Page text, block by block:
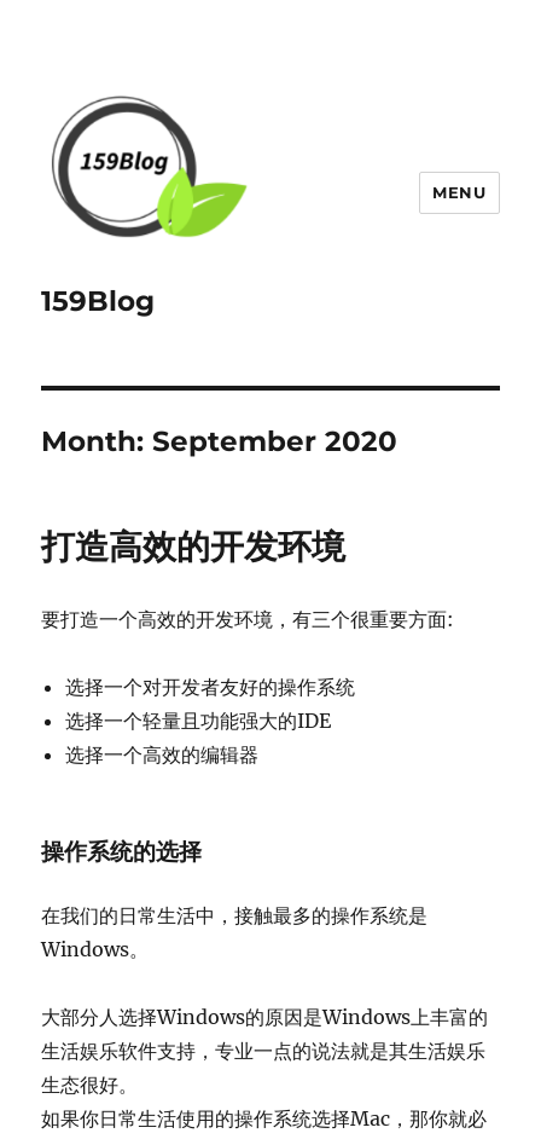
159Blog
MENU
Month:September 2020
打造高效的开发环境
要打造一个高效的开发环境，有三个很重要方面:
选择一个对开发者友好的操作系统
选择一个轻量且功能强大的IDE
选择一个高效的编辑器
操作系统的选择
在我们的日常生活中，接触最多的操作系统是
Windows。
大部分人选择Windows的原因是Windows上丰富的
生活娱乐软件支持，专业一点的说法就是其生活娱乐
生态很好。
如果你日常生活使用的操作系统选择Mac，那你就必